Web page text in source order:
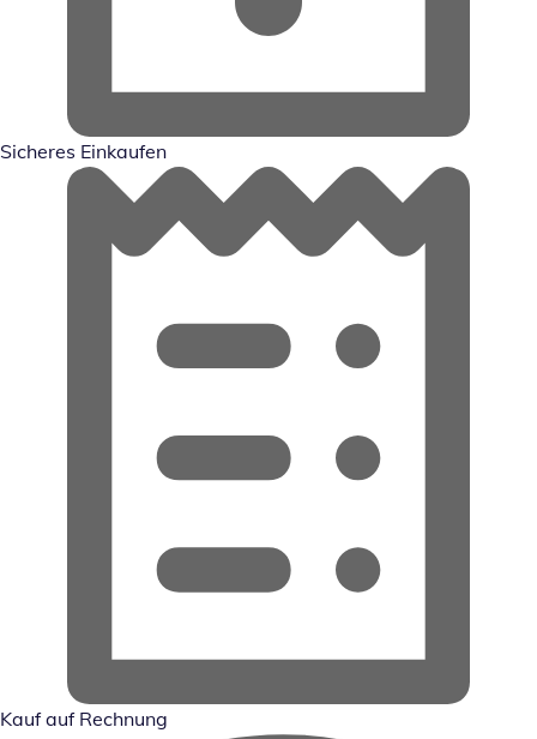
Sicheres Einkaufen
Kauf auf Rechnung